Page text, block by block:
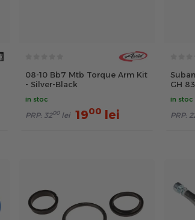
08-10 Bb7 Mtb Torque Arm Kit
- Silver-Black
in stoc
PRP: 3200 lei 1900 lei
GH
in stoc
PRP: